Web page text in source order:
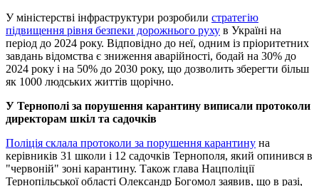
У міністерстві інфраструктури розробили стратегію
підвищення рівня безпеки дорожнього руху в Україні на
період до 2024 року. Відповідно до неї, одним із пріоритетних
завдань відомства є зниження аварійності, бодай на 30% до
2024 року і на 50% до 2030 року, що дозволить зберегти більш
як 1000 людських життів щорічно.
У Тернополі за порушення карантину виписали протоколи
директорам шкіл та садочків
Поліція склала протоколи за порушення карантину на
керівників 31 школи і 12 садочків Тернополя, який опинився в
"червоній" зоні карантину. Також глава Нацполіції
Тернопільської області Олександр Богомол заявив, що в разі,